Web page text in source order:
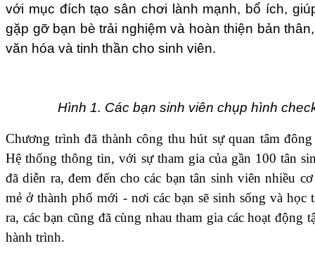
với mục đích tạo sân chơi lành mạnh, bổ ích,
gặp gỡ bạn bè trải nghiệm và hoàn thiện bản
văn hóa và tinh thần cho sinh viên.
Hình 1. Các bạn sinh viên chụp hình
Chương trình đã thành công thu hút sự quan tâm
Hệ thống thông tin, với sự tham gia của gần 100 tân
đã diễn ra, đem đến cho các bạn tân sinh viên nhiều
mẻ ở thành phố mới - nơi các bạn sẽ sinh sống và
ra, các bạn cũng đã cùng nhau tham gia các hoạt động
hành trình.